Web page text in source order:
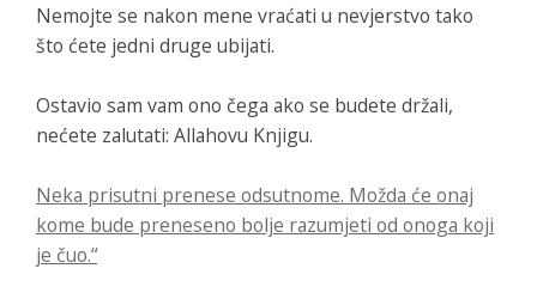
Nemojte se nakon mene vraćati u nevjerstvo tako
što ćete jedni druge ubijati.
Ostavio sam vam ono čega ako se budete držali,
nećete zalutati: Allahovu Knjigu.
Neka prisutni prenese odsutnome. Možda će onaj
kome bude preneseno bolje razumjeti od onoga koji
je čuo.“